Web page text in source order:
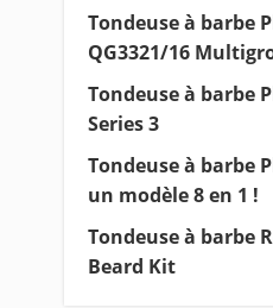
Tondeuse à barbe
QG3321/16
Tondeuse à barbe
Series 3
Tondeuse à barbe
un modèle 8 en 1 !
Tondeuse à barbe
Beard Kit